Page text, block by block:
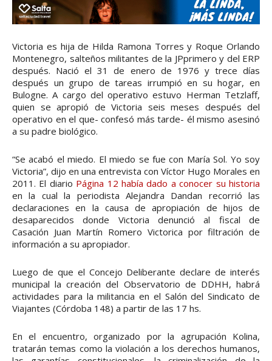
Victoria es hija de Hilda Ramona Torres y Roque Orlando
Montenegro, salteños militantes de la JPprimero y del ERP
después. Nació el 31 de enero de 1976 y trece días
después un grupo de tareas irrumpió en su hogar, en
Bulogne. A cargo del operativo estuvo Herman Tetzlaff,
quien se apropió de Victoria seis meses después del
operativo en el que- confesó más tarde- él mismo asesinó
a su padre biológico.
“Se acabó el miedo. El miedo se fue con María Sol. Yo soy
Victoria”, dijo en una entrevista con Víctor Hugo Morales en
2011. El diario Página 12 había dado a conocer su historia
en la cual la periodista Alejandra Dandan recorrió las
declaraciones en la causa de apropiación de hijos de
desaparecidos donde Victoria denunció al fiscal de
Casación Juan Martín Romero Victorica por filtración de
información a su apropiador.
Luego de que el Concejo Deliberante declare de interés
municipal la creación del Observatorio de DDHH, habrá
actividades para la militancia en el Salón del Sindicato de
Viajantes (Córdoba 148) a partir de las 17 hs.
En el encuentro, organizado por la agrupación Kolina,
tratarán temas como la violación a los derechos humanos,